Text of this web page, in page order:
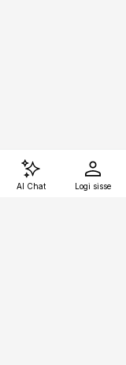
AI Chat Logi sisse